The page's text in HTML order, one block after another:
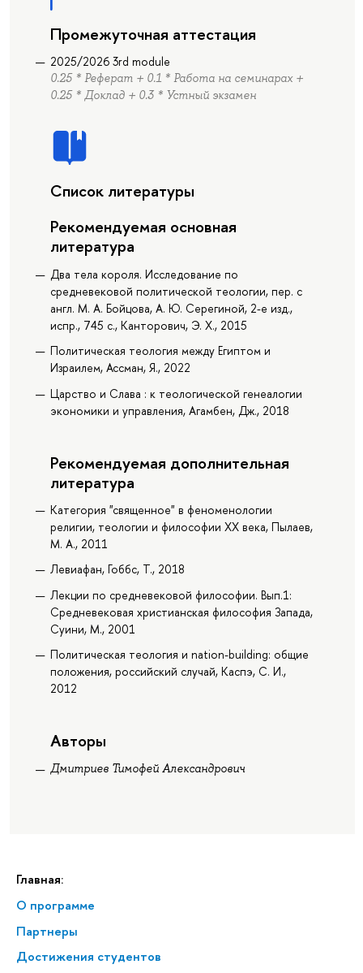
Главная:
О программе
Партнеры
Достижения студентов
Промежуточная аттестация
2025/2026 3rd module
0.25 * Реферат + 0.1 * Работа на семинарах +
0.25 * Доклад + 0.3 * Устный экзамен
Список литературы
Рекомендуемая основная
литература
Два тела короля. Исследование по
средневековой политической теологии, пер. с
англ. М. А. Бойцова, А. Ю. Серегиной, 2-е изд.,
испр., 745 с., Канторович, Э. Х., 2015
Политическая теология между Египтом и
Израилем, Ассман, Я., 2022
Царство и Слава : к теологической генеалогии
экономики и управления, Агамбен, Дж., 2018
Рекомендуемая дополнительная
литература
Категория "священное" в феноменологии
религии, теологии и философии XX века, Пылаев,
М. А., 2011
Левиафан, Гоббс, Т., 2018
Лекции по средневековой философии. Вып.1:
Средневековая христианская философия Запада,
Суини, М., 2001
Политическая теология и nation-building: общие
положения, российский случай, Каспэ, С. И.,
2012
Авторы
Дмитриев Тимофей Александрович